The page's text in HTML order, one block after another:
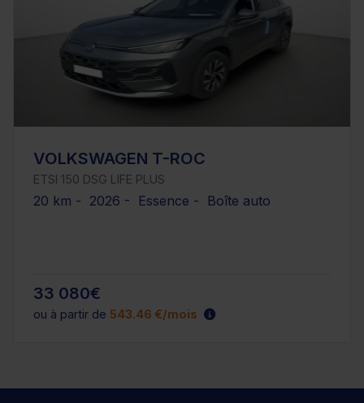
VOLKSWAGEN T-ROC
ETSI 150 DSG LIFE PLUS
20 km - 2026 - Essence - Boîte auto
33 080€
ou à partir de 543.46 €/mois